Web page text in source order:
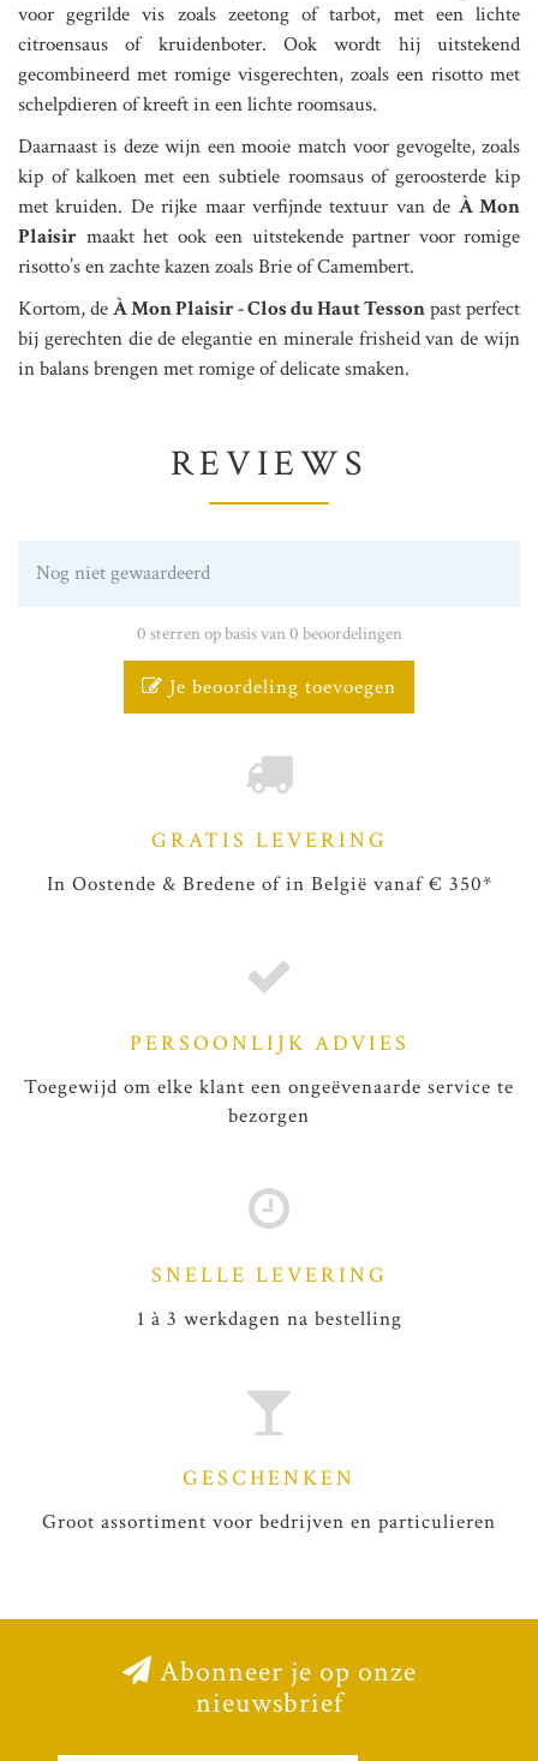
voor gegrilde vis zoals zeetong of tarbot, met een lichte
citroensaus of kruidenboter. Ook wordt hij uitstekend
gecombineerd met romige visgerechten, zoals een risotto met
schelpdieren of kreeft in een lichte roomsaus.
Daarnaast is deze wijn een mooie match voor gevogelte, zoals
kip of kalkoen met een subtiele roomsaus of geroosterde kip
met kruiden. De rijke maar verfijnde textuur van de À Mon
Plaisir maakt het ook een uitstekende partner voor romige
risotto’s en zachte kazen zoals Brie of Camembert.
Kortom, deÀ Mon Plaisir - Clos du Haut Tessonpast perfect
bij gerechten die de elegantie en minerale frisheid van de wijn
in balans brengen met romige of delicate smaken.
REVIEWS
Nog niet gewaardeerd
0 sterren op basis van 0 beoordelingen
Je beoordeling toevoegen
GRATIS LEVERING
In Oostende & Bredene of in België vanaf € 350*
PERSOONLIJK ADVIES
Toegewijd om elke klant een ongeëvenaarde service te
bezorgen
SNELLE LEVERING
1 à 3 werkdagen na bestelling
GESCHENKEN
Groot assortiment voor bedrijven en particulieren
Abonneer je op onze
nieuwsbrief